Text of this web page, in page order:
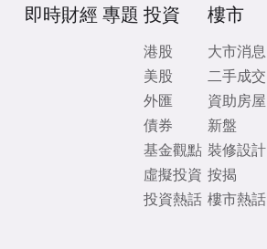
即時財經 專題 投資
港股
美股
外匯
債券
基金觀點
虛擬投資
投資熱話
樓市
大市消息
二手成交
資助房屋
新盤
裝修設計
按揭
樓市熱話